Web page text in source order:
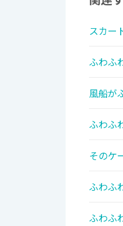
スカー
ふわふ
風船が
ふわふ
そのケ
ふわふ
ふわふ